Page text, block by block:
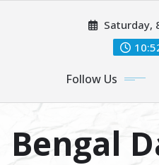
Saturday,
Follow Us
Bengal